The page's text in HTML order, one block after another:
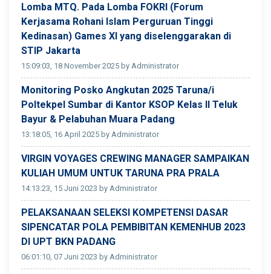
Lomba MTQ. Pada Lomba FOKRI (Forum
Kerjasama Rohani Islam Perguruan Tinggi
Kedinasan) Games XI yang diselenggarakan di
STIP Jakarta
15:09:03, 18 November 2025 by Administrator
Monitoring Posko Angkutan 2025 Taruna/i
Poltekpel Sumbar di Kantor KSOP Kelas II Teluk
Bayur & Pelabuhan Muara Padang
13:18:05, 16 April 2025 by Administrator
VIRGIN VOYAGES CREWING MANAGER SAMPAIKAN
KULIAH UMUM UNTUK TARUNA PRA PRALA
14:13:23, 15 Juni 2023 by Administrator
PELAKSANAAN SELEKSI KOMPETENSI DASAR
SIPENCATAR POLA PEMBIBITAN KEMENHUB 2023
DI UPT BKN PADANG
06:01:10, 07 Juni 2023 by Administrator